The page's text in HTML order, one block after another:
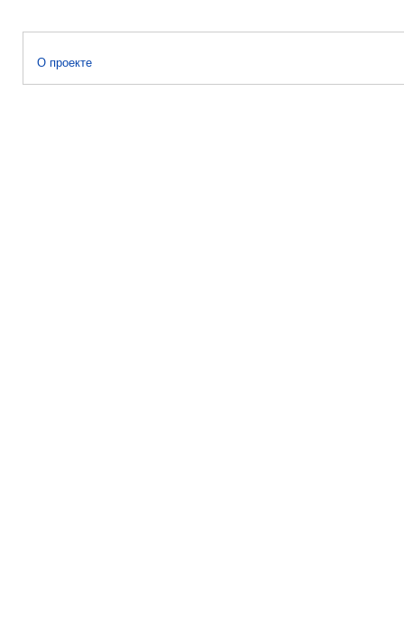
О проекте